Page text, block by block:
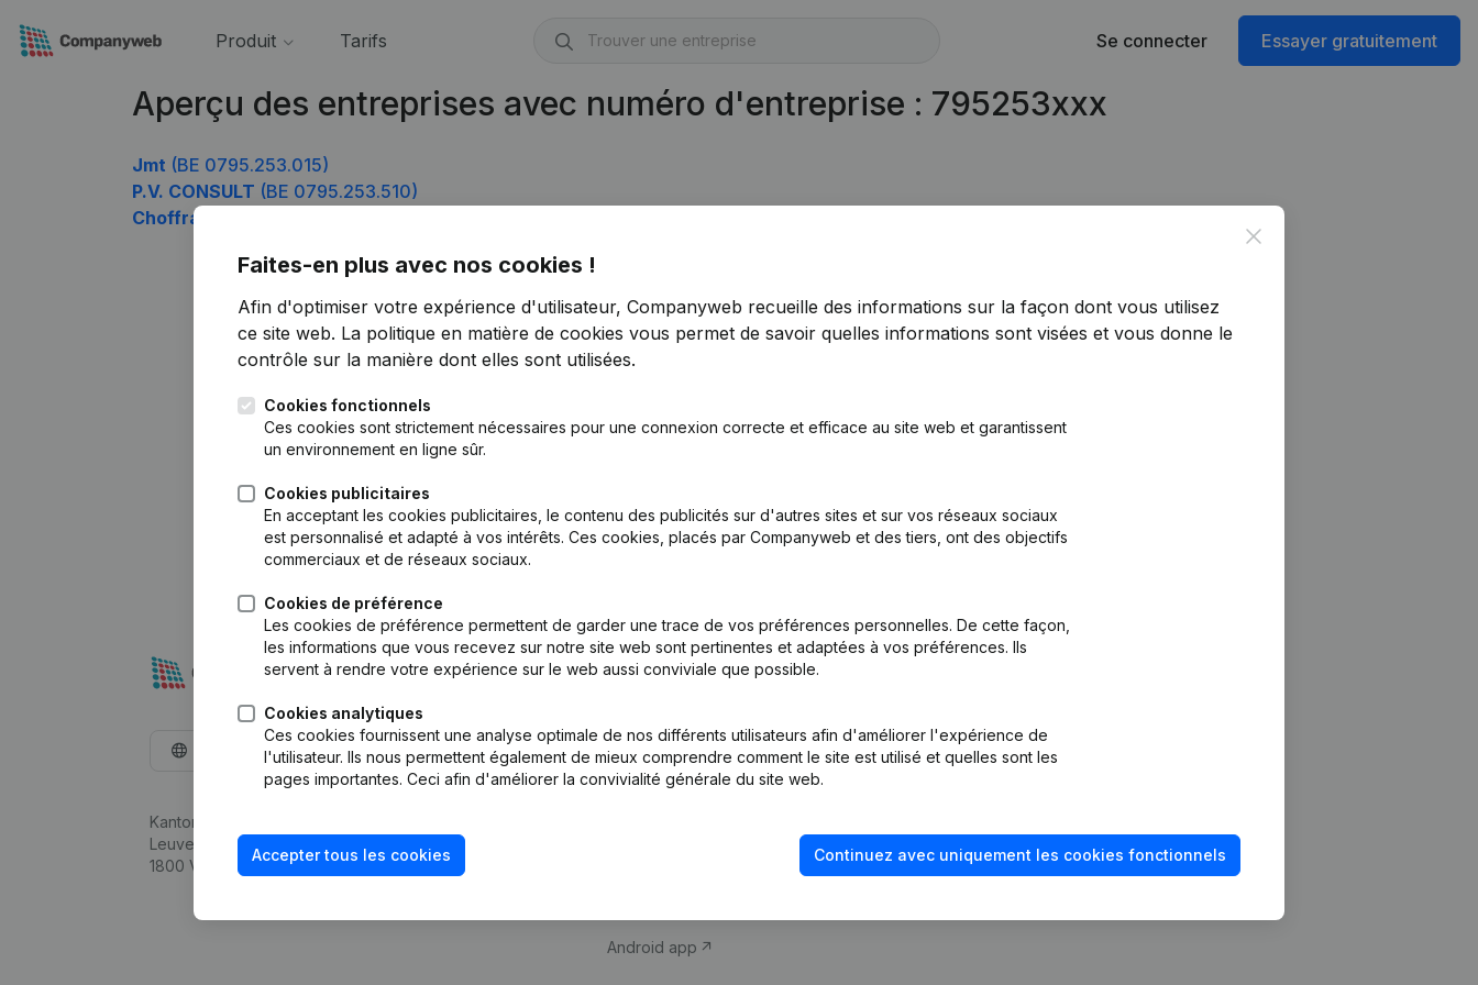
Produit Tarifs Se connecter Essayer gratuitement
Aperçu des entreprises avec numéro d'entreprise : 795253xxx
Jmt (BE 0795.253.015)
P.V. CONSULT (BE 0795.253.510)
Choffray
Close
Faites-en plus avec nos cookies !
Afin d'optimiser votre expérience d'utilisateur, Companyweb recueille des informations sur la façon dont vous utilisez
ce site web. La politique en matière de cookies vous permet de savoir quelles informations sont visées et vous donne le
contrôle sur la manière dont elles sont utilisées.
Cookies fonctionnels
Ces cookies sont strictement nécessaires pour une connexion correcte et efficace au site web et garantissent
un environnement en ligne sûr.
Cookies publicitaires
En acceptant les cookies publicitaires, le contenu des publicités sur d'autres sites et sur vos réseaux sociaux
est personnalisé et adapté à vos intérêts. Ces cookies, placés par Companyweb et des tiers, ont des objectifs
commerciaux et de réseaux sociaux.
Cookies de préférence
Les cookies de préférence permettent de garder une trace de vos préférences personnelles. De cette façon,
les informations que vous recevez sur notre site web sont pertinentes et adaptées à vos préférences. Ils
servent à rendre votre expérience sur le web aussi conviviale que possible.
Cookies analytiques
Ces cookies fournissent une analyse optimale de nos différents utilisateurs afin d'améliorer l'expérience de
l'utilisateur. Ils nous permettent également de mieux comprendre comment le site est utilisé et quelles sont les
pages importantes. Ceci afin d'améliorer la convivialité générale du site web.
Accepter tous les cookies Continuez avec uniquement les cookies fonctionnels
Français
Kantorenpark Everest
Leuvensesteenweg 248D,
1800 Vilvoorde
Produit
d’entreprise
Monitoring
Android app
fraude
Consulter des comptes annuels
Vérification de la solvabilité